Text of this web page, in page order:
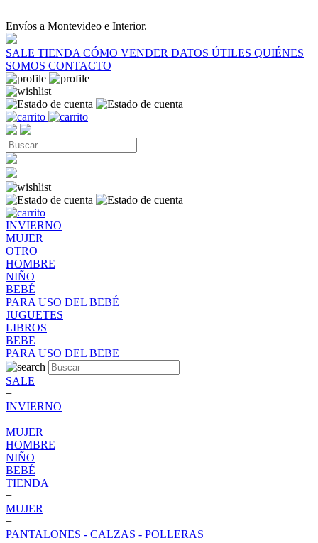
Envíos a Montevideo e Interior.
SALE TIENDA CÓMO VENDER DATOS ÚTILES QUIÉNES
SOMOS CONTACTO
INVIERNO
MUJER
OTRO
HOMBRE
NIÑO
BEBÉ
PARA USO DEL BEBÉ
JUGUETES
LIBROS
BEBE
PARA USO DEL BEBE
SALE
+
INVIERNO
+
MUJER
HOMBRE
NIÑO
BEBÉ
TIENDA
+
MUJER
+
PANTALONES - CALZAS - POLLERAS